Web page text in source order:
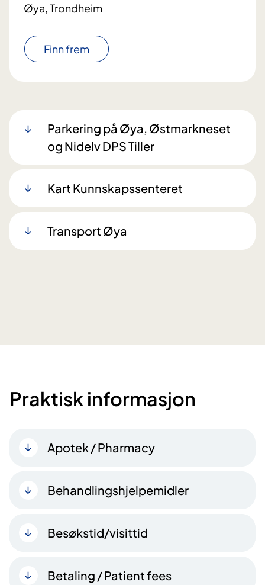
Øya, Trondheim
Finn frem
Parkering på Øya, Østmarkneset
og Nidelv DPS Tiller
Kart Kunnskapssenteret
Transport Øya
Praktisk informasjon
Apotek / Pharmacy
Behandlingshjelpemidler
Besøkstid/visittid
Betaling / Patient fees